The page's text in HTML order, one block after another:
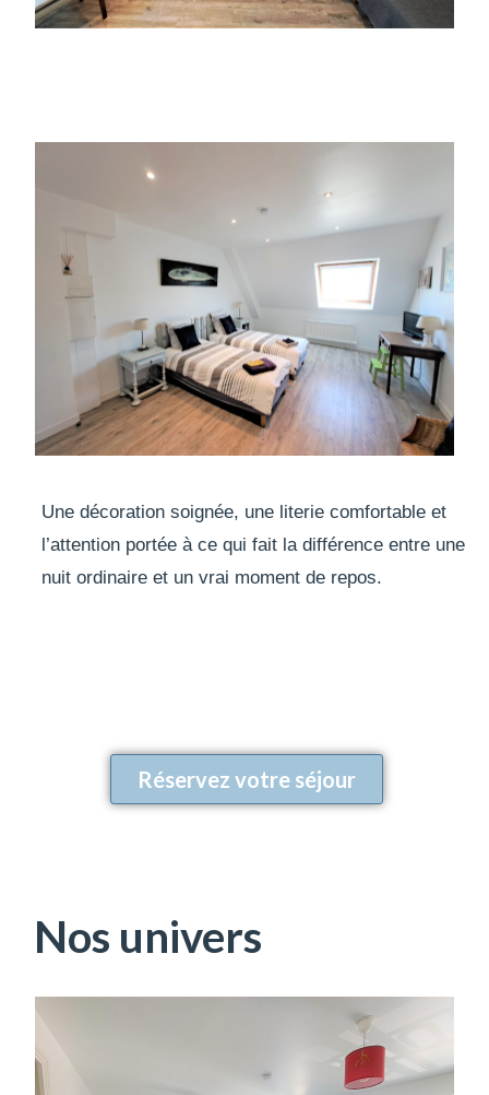
Une décoration soignée, une literie comfortable et
l’attention portée à ce qui fait la différence entre une
nuit ordinaire et un vrai moment de repos.
Réservez votre séjour
Nos univers